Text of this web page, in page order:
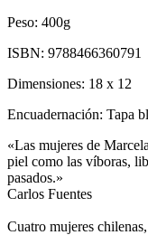
Peso: 400g
ISBN: 9788466360791
Dimensiones: 18 x 12
Encuadernación: Tapa
«Las mujeres de
piel como las víboras,
pasados.»
Carlos Fuentes
Cuatro mujeres